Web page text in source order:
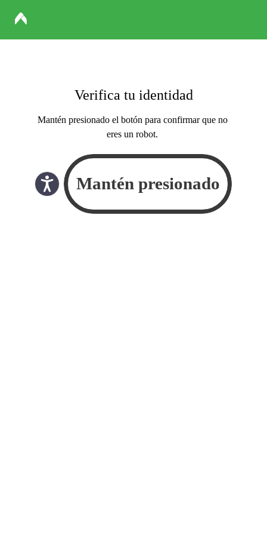
Verifica tu identidad
Mantén presionado el botón para confirmar que no
eres un robot.